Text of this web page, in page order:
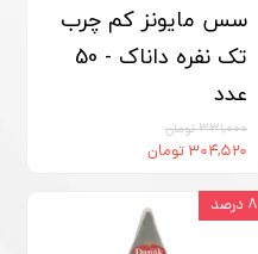
سس مایونز کم چرب
تک نفره داناک - 50
عدد
۳۳۱,۰۰۰ تومان
۳۰۴,۵۲۰ تومان
۸ درصد